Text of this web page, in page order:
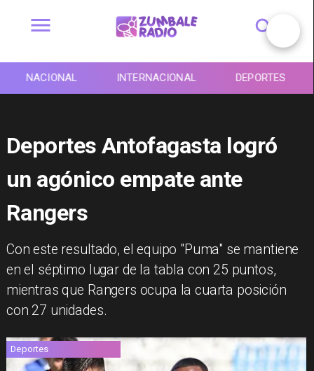
NACIONAL INTERNACIONAL DEPORTES
Deportes Antofagasta logró
un agónico empate ante
Rangers
​Con este resultado, el equipo "Puma" se mantiene
en el séptimo lugar de la tabla con 25 puntos,
mientras que Rangers ocupa la cuarta posición
con 27 unidades.
Deportes